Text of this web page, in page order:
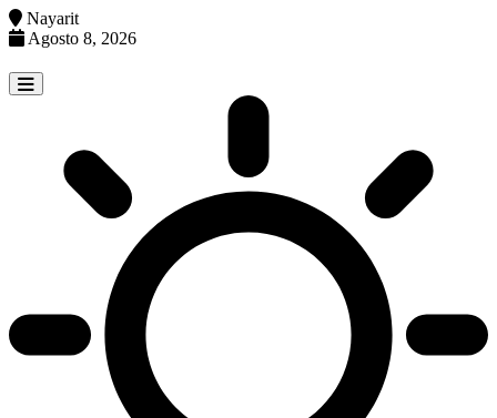
Nayarit
Agosto 8, 2026
to
content